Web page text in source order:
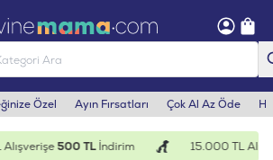
Özel Ayın Fırsatları Çok Al Az Öde
500 TLİndirim 15.000 TL